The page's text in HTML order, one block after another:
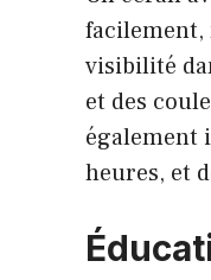
facilement,
visibilité
et des
également
heures, et